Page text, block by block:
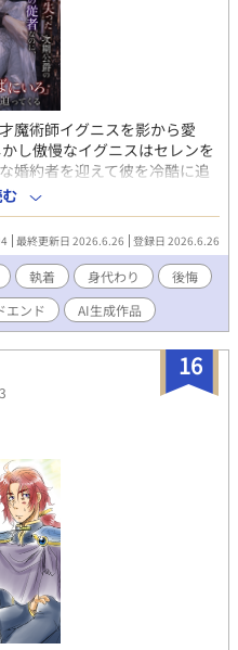
魔術師イグニスを影から愛
し傲慢なイグニスはセレンを
婚約者を迎えて彼を冷酷に追
片隅で生きていたセレンだ
「死の呪い」を受けたことを
記憶と感情」を代償に呪いを
人形となってしまった。 目を
を知ったイグニスは凄絶な後
戻らない。 絶望の底で狂気に
、地位も名誉もすべて投げ
と監禁する。 「お前は私だけ
めておく」 感情を失ったセレ
入れ、美しい模造品の微笑み
。けれど決して離れることの
気の魔術師が織りなす、永遠
ンド。
最終更新日 2026.6.26 登録日 2026.6.26
執着 身代わり
後悔
エンド AI生成作品
16